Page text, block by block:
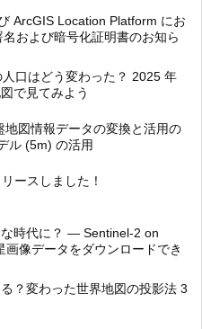
ArcGIS Location Platform にお
および暗号化証明書のお知ら
口はどう変わった？ 2025 年
で見てみよう
地図情報データの変換と活用の
ル (5m) の活用
ースしました！
時代に？ ― Sentinel-2 on
画像データをダウンロードでき
？変わった世界地図の投影法 3